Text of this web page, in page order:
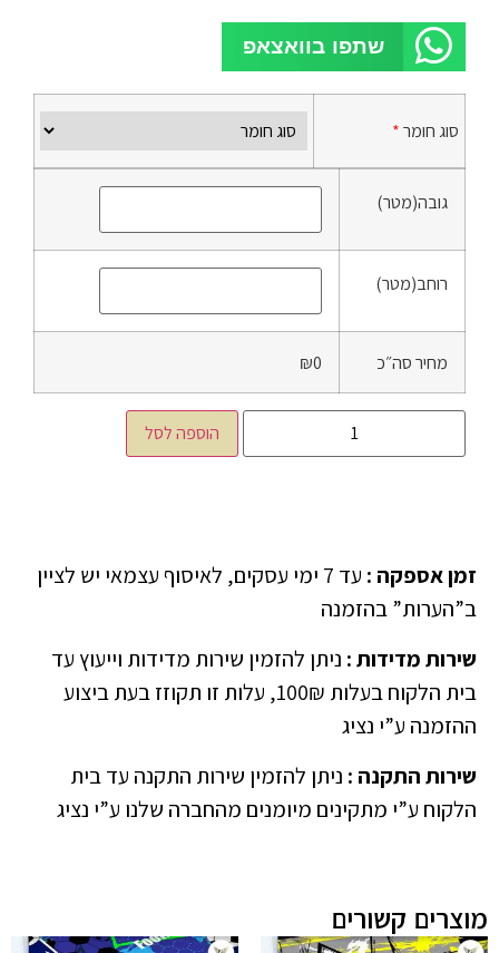
שתפו בוואצאפ
סוג חומר*
גובה(מטר)
רוחב(מטר)
מחיר סה״כ ₪0
הוספה לסל
זמן אספקה :
עד 7 ימי עסקים, לאיסוף עצמאי יש לציין
ב”הערות” בהזמנה
שירות מדידות: ניתן להזמין שירות מדידות וייעוץ עד
בית הלקוח בעלות 100₪, עלות זו תקוזז בעת ביצוע
ההזמנה ע”י נציג
שירות התקנה : ניתן להזמין שירות התקנה עד בית
הלקוח ע”י מתקינים מיומנים מהחברה שלנו ע”י נציג
מוצרים קשורים